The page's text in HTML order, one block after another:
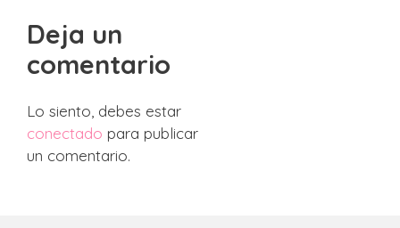
Deja un
comentario
Lo siento, debes estar
conectado para publicar
un comentario.